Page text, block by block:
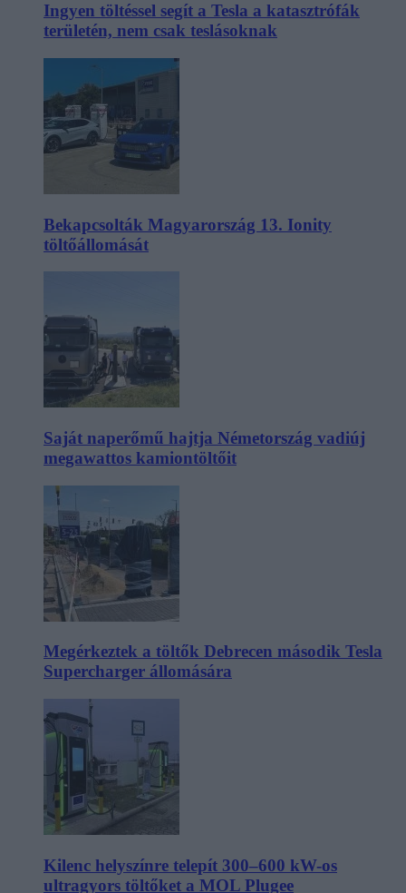
Ingyen töltéssel segít a Tesla a katasztrófák
területén, nem csak teslásoknak
Bekapcsolták Magyarország 13. Ionity
töltőállomását
Saját naperőmű hajtja Németország vadiúj
megawattos kamiontöltőit
Megérkeztek a töltők Debrecen második Tesla
Supercharger állomására
Kilenc helyszínre telepít 300–600 kW-os
ultragyors töltőket a MOL Plugee